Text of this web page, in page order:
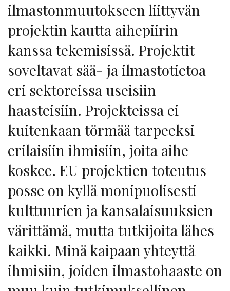
ilmastonmuutokseen liittyvän
projektin kautta aihepiirin
kanssa tekemisissä. Projektit
soveltavat sää- ja ilmastotietoa
eri sektoreissa useisiin
haasteisiin. Projekteissa ei
kuitenkaan törmää tarpeeksi
erilaisiin ihmisiin, joita aihe
koskee. EU projektien toteutus
posse on kyllä monipuolisesti
kulttuurien ja kansalaisuuksien
värittämä, mutta tutkijoita lähes
kaikki. Minä kaipaan yhteyttä
ihmisiin, joiden ilmastohaaste on